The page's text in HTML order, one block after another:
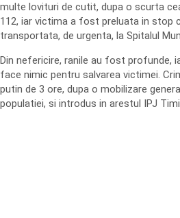
multe lovituri de cutit, dupa o scurta
112, iar victima a fost preluata in stop
transportata, de urgenta, la Spitalul
Din nefericire, ranile au fost profunde,
face nimic pentru salvarea victimei.
putin de 3 ore, dupa o mobilizare
populatiei, si introdus in arestul IPJ